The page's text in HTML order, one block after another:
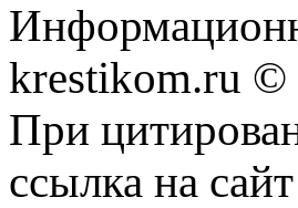
krestikom.ru ©
При
ссылка на